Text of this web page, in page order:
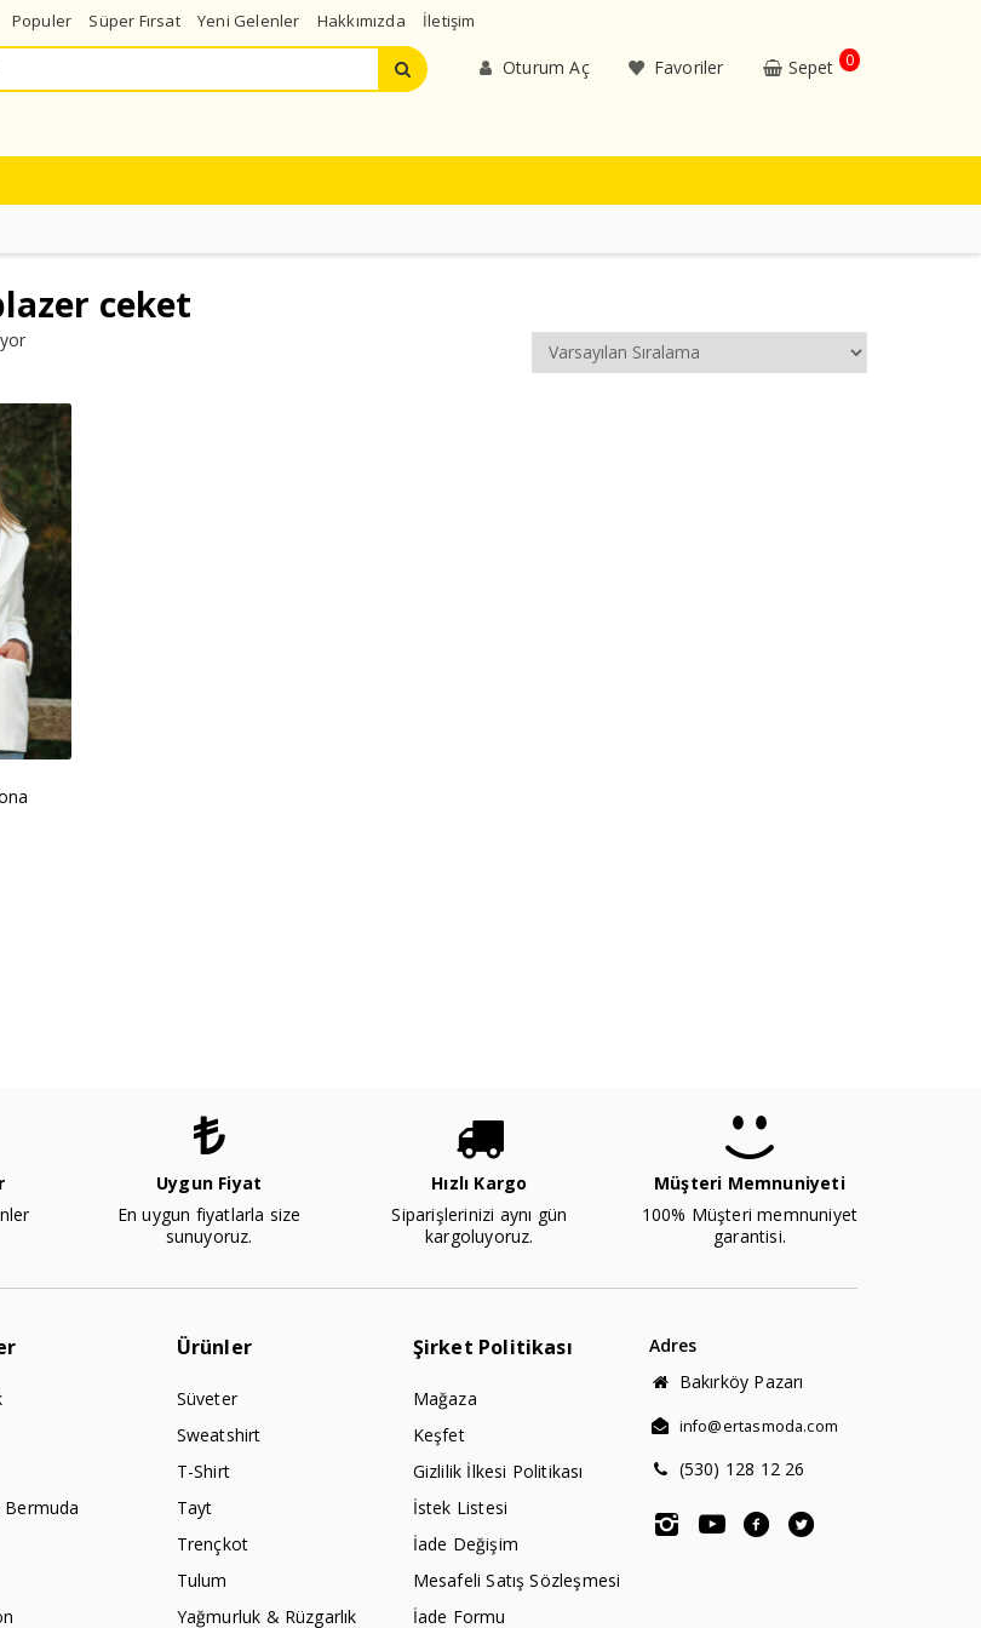
Populer Süper Fırsat Yeni Gelenler Hakkımızda İletişim
Oturum Aç Favoriler Sepet 0
ceket
Uygun Fiyat
En uygun fiyatlarla size
sunuyoruz.
Hızlı Kargo
Siparişlerinizi aynı gün
kargoluyoruz.
Müşteri Memnuniyeti
100% Müşteri memnuniyet
garantisi.
Bermuda
Ürünler
Süveter
Sweatshirt
T-Shirt
Tayt
Trençkot
Tulum
Yağmurluk & Rüzgarlık
Şirket Politikası
Mağaza
Keşfet
Gizlilik İlkesi Politikası
İstek Listesi
İade Değişim
Mesafeli Satış Sözleşmesi
İade Formu
Adres
Bakırköy Pazarı
info@ertasmoda.com
(530) 128 12 26